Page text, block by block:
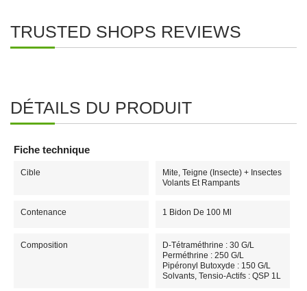
TRUSTED SHOPS REVIEWS
DÉTAILS DU PRODUIT
Fiche technique
Cible
Mite, Teigne (insecte) + Insectes
Volants Et Rampants
Contenance 1 Bidon De 100 Ml
Composition
D-Tétraméthrine : 30 G/L
Perméthrine : 250 G/L
Pipéronyl Butoxyde : 150 G/L
Solvants, Tensio-Actifs : QSP 1L